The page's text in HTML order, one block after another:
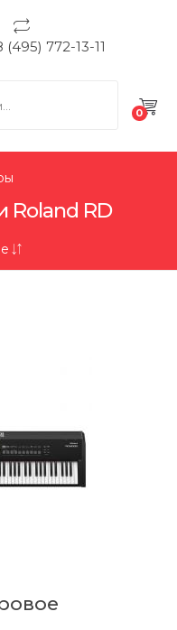
(495) 772-13-11
0
RD